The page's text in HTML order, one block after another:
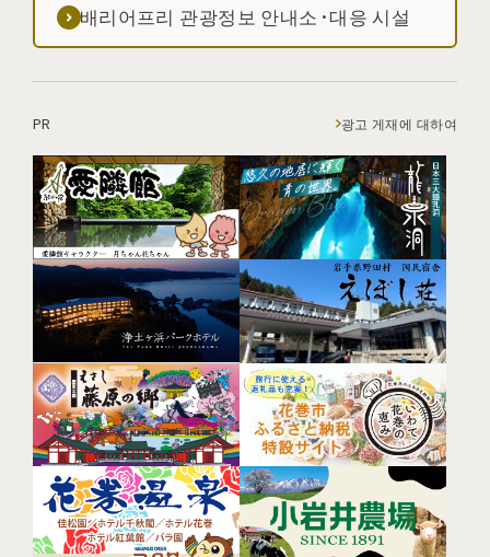
배리어프리 관광정보 안내소·대응 시설
PR 광고 게재에 대하여